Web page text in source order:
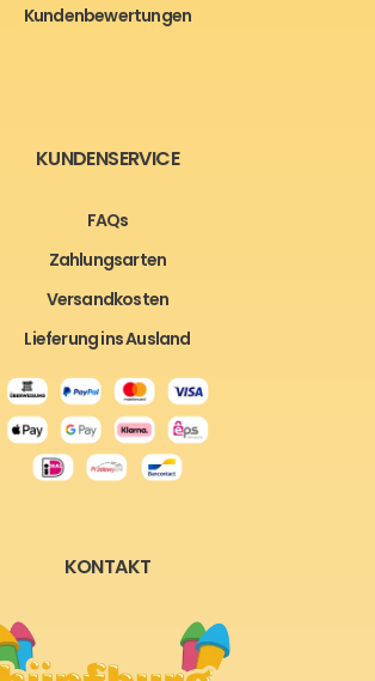
Kundenbewertungen
KUNDENSERVICE
FAQs
Zahlungsarten
Versandkosten
Lieferung ins Ausland
KONTAKT